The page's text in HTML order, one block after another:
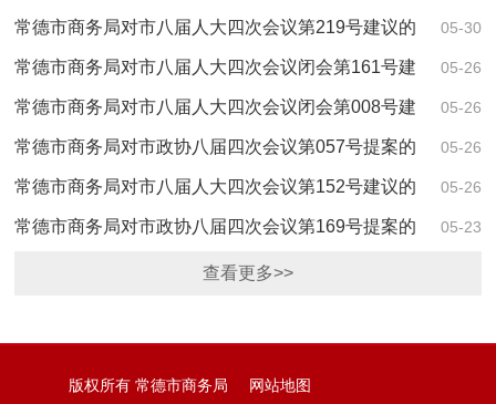
05-30
常德市商务局对市八届人大四次会议第219号建议的
回复 05-26
常德市商务局对市八届人大四次会议闭会第161号建
议的回复 05-26
常德市商务局对市八届人大四次会议闭会第008号建
议的回复 05-26
常德市商务局对市政协八届四次会议第057号提案的
回复 05-26
常德市商务局对市八届人大四次会议第152号建议的
回复 05-23
常德市商务局对市政协八届四次会议第169号提案的
查看更多>>
版权所有 常德市商务局
网站地图